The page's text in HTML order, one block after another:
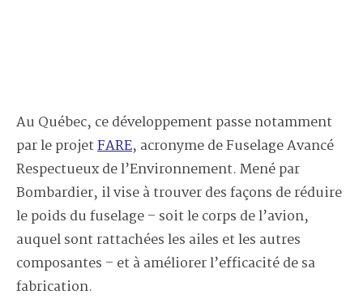
Au Québec, ce développement passe notamment
par le projetFARE, acronyme de Fuselage Avancé
Respectueux de l’Environnement. Mené par
Bombardier, il vise à trouver des façons de réduire
le poids du fuselage – soit le corps de l’avion,
auquel sont rattachées les ailes et les autres
composantes – et à améliorer l’efficacité de sa
fabrication.